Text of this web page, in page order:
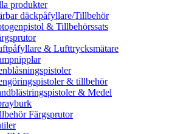
produkter
däckpåfyllare/Tillbehör
& Tillbehörssats
& Lufttrycksmätare
& tillbehör
& Medel
Färgsprutor